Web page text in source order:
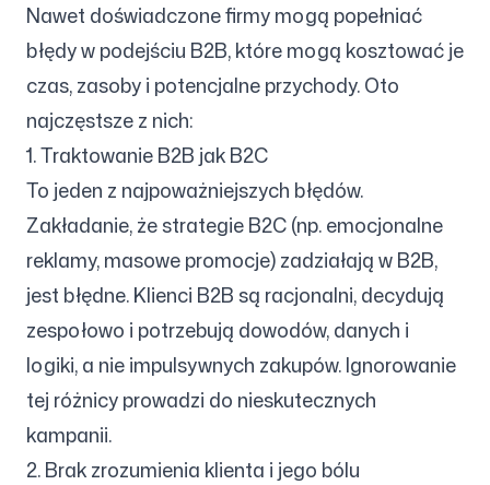
Nawet doświadczone firmy mogą popełniać
błędy w podejściu B2B, które mogą kosztować je
czas, zasoby i potencjalne przychody. Oto
najczęstsze z nich:
1. Traktowanie B2B jak B2C
To jeden z najpoważniejszych błędów.
Zakładanie, że strategie B2C (np. emocjonalne
reklamy, masowe promocje) zadziałają w B2B,
jest błędne. Klienci B2B są racjonalni, decydują
zespołowo i potrzebują dowodów, danych i
logiki, a nie impulsywnych zakupów. Ignorowanie
tej różnicy prowadzi do nieskutecznych
kampanii.
2. Brak zrozumienia klienta i jego bólu